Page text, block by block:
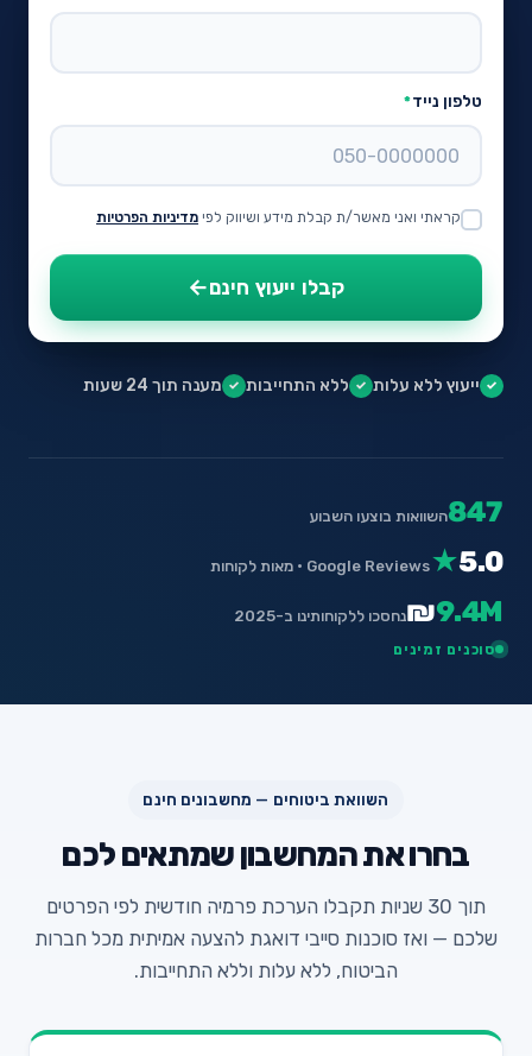
טלפון נייד*
קראתי ואני מאשר/ת קבלת מידע ושיווק לפי מדיניות הפרטיות
קבלו ייעוץ חינם
✓ ייעוץ ללא עלות ✓ ללא התחייבות ✓ מענה תוך 24 שעות
847השוואות בוצעו השבוע
5.0
★Google Reviews · מאות לקוחות
₪9.4M
נחסכו ללקוחותינו ב-2025
סוכנים זמינים
השוואת ביטוחים — מחשבונים חינם
בחרו את המחשבון שמתאים לכם
תוך 30 שניות תקבלו הערכת פרמיה חודשית לפי הפרטים
שלכם — ואז סוכנות סייבי דואגת להצעה אמיתית מכל חברות
הביטוח, ללא עלות וללא התחייבות.